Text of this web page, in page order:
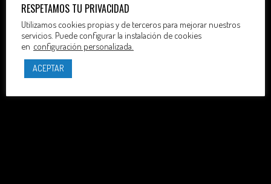
RESPETAMOS TU PRIVACIDAD
Utilizamos cookies propias y de terceros para mejorar nuestros
servicios. Puede configurar la instalación de cookies
en configuración personalizada.
ACEPTAR